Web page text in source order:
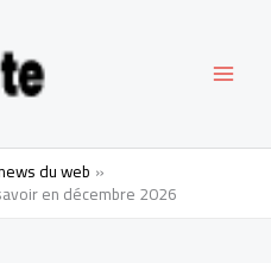
du web
en décembre 2026